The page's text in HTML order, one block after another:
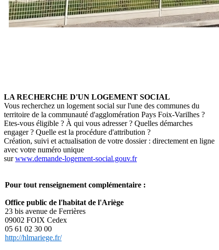
LA RECHERCHE D'UN LOGEMENT SOCIAL
Vous recherchez un logement social sur l'une des communes du
territoire de la communauté d'agglomération Pays Foix-Varilhes ?
Etes-vous éligible ? À qui vous adresser ? Quelles démarches
engager ? Quelle est la procédure d'attribution ?
Création, suivi et actualisation de votre dossier : directement en ligne
avec votre numéro unique
surwww.demande-logement-social.gouv.fr
Pour tout renseignement complémentaire :
Office public de l'habitat de l'Ariège
23 bis avenue de Ferrières
09002 FOIX Cedex
05 61 02 30 00
http://hlmariege.fr/